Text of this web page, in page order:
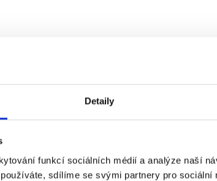
Detaily
funkcí sociálních médií a analýze naší
sdílíme se svými partnery pro sociální